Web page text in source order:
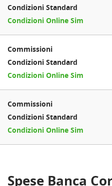
Spese Banca